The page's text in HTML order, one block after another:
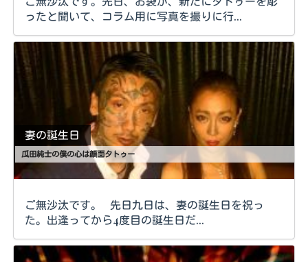
ったと聞いて、コラム用に写真を撮りに行...
妻の誕生日
瓜田純士の僕の心は顔面タトゥー
ご無沙汰です。 先日九日は、妻の誕生日を祝っ
た。出逢ってから4度目の誕生日だ...